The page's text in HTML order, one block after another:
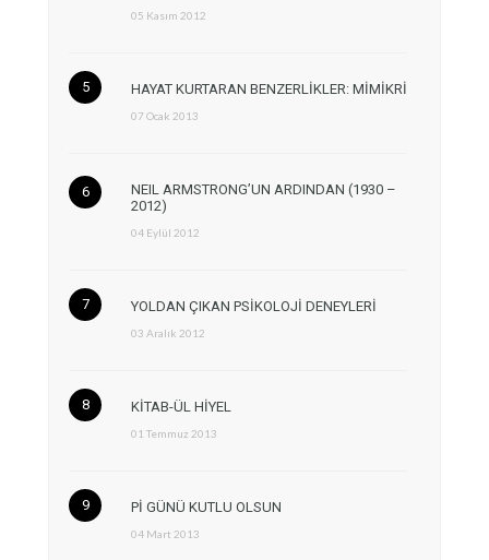
05 Kasım 2012
HAYAT KURTARAN BENZERLİKLER: MİMİKRİ
07 Ocak 2013
NEIL ARMSTRONG’UN ARDINDAN (1930 –
2012)
04 Eylül 2012
YOLDAN ÇIKAN PSİKOLOJİ DENEYLERİ
03 Aralık 2012
KİTAB-ÜL HİYEL
01 Temmuz 2013
Pİ GÜNÜ KUTLU OLSUN
04 Mart 2013